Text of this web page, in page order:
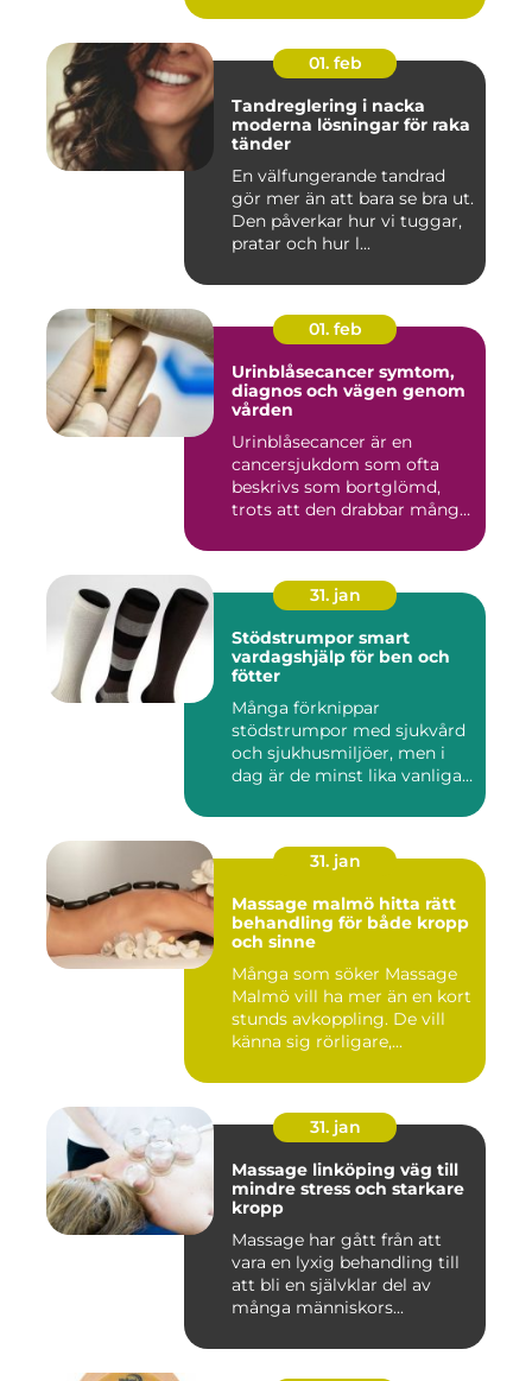
01. feb
Tandreglering i nacka
moderna lösningar för raka
tänder
En välfungerande tandrad
gör mer än att bara se bra ut.
Den påverkar hur vi tuggar,
pratar och hur l...
01. feb
Urinblåsecancer symtom,
diagnos och vägen genom
vården
Urinblåsecancer är en
cancersjukdom som ofta
beskrivs som bortglömd,
trots att den drabbar många
31. jan
Stödstrumpor smart
vardagshjälp för ben och
fötter
Många förknippar
stödstrumpor med sjukvård
och sjukhusmiljöer, men i
dag är de minst lika vanliga
31. jan
Massage malmö hitta rätt
behandling för både kropp
och sinne
Många som söker Massage
Malmö vill ha mer än en kort
stunds avkoppling. De vill
känna sig rörligare,...
31. jan
Massage linköping väg till
mindre stress och starkare
kropp
Massage har gått från att
vara en lyxig behandling till
att bli en självklar del av
många människors...